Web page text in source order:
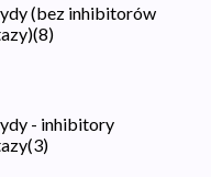
(bez inhibitorów
(8)
- inhibitory
(3)